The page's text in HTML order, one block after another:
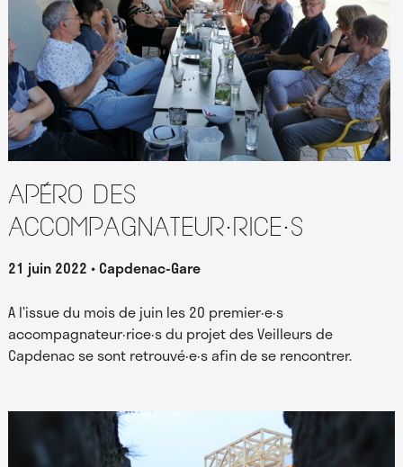
Apéro des
accompagnateur·rice·s
21 juin 2022 Capdenac-Gare
A l’issue du mois de juin les 20 premier·e·s
accompagnateur·rice·s du projet des Veilleurs de
Capdenac se sont retrouvé·e·s afin de se rencontrer.